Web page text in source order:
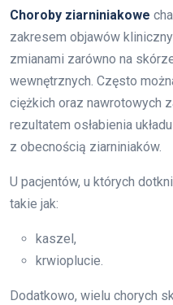
Choroby ziarniniakowe
zakresem objawów
zmianami zarówno na
wewnętrznych. Często
ciężkich oraz nawrotowych
rezultatem osłabienia
z obecnością ziarniniaków.
U pacjentów, u których
takie jak:
kaszel,
krwioplucie.
Dodatkowo, wielu chorych